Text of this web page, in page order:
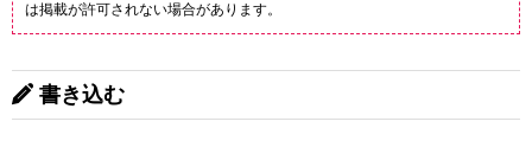
は掲載が許可されない場合があります。
書き込む